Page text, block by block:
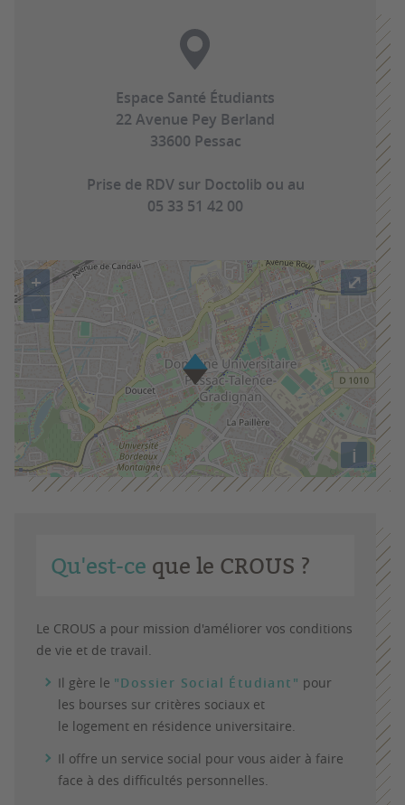
Espace Santé Étudiants
22 Avenue Pey Berland
33600 Pessac
Prise de RDV sur Doctolib ou au
05 33 51 42 00
+
−
i
⤢
Qu'est-ce que le CROUS ?
Le CROUS a pour mission d'améliorer vos conditions
de vie et de travail.
Il gère le "Dossier Social É tudiant " pour
les bourses sur critères sociaux et
le logement en résidence universitaire.
Il offre un service social pour vous aider à faire
face à des difficultés personnelles.